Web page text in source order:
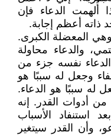
أُلهمت الدعاء فإن
ذاته أعظم إجابة.
وهي المعضلة الكبرى.
والدعاء محاولة
الدعاء نفسه جزء من
وجعل له سببًا هو
له سببًا هو الدعاء.
من أدوات القدر. إنه
استنفاد الأسباب
وأن القدر سيتغير